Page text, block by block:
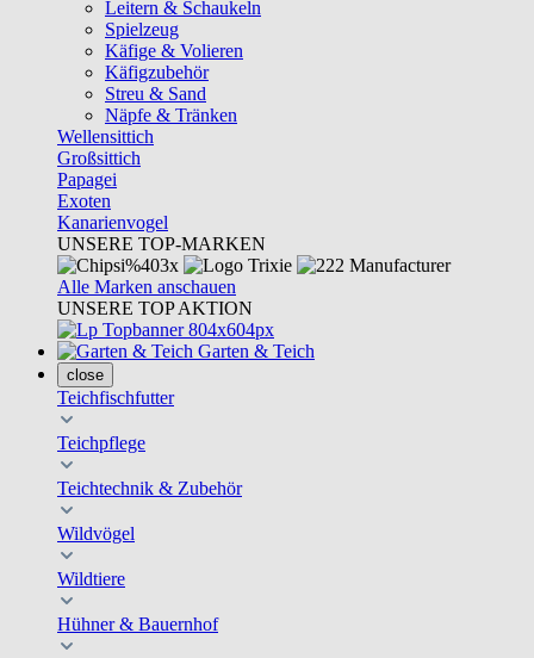
Leitern & Schaukeln
Spielzeug
Käfige & Volieren
Käfigzubehör
Streu & Sand
Näpfe & Tränken
Wellensittich
Großsittich
Papagei
Exoten
Kanarienvogel
UNSERE TOP-MARKEN
Alle Marken anschauen
UNSERE TOP AKTION
Garten & Teich
close
Teichfischfutter
Teichpflege
Teichtechnik & Zubehör
Wildvögel
Wildtiere
Hühner & Bauernhof